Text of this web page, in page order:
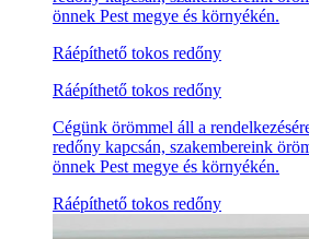
önnek Pest megye és környékén.
Ráépíthető tokos redőny
Ráépíthető tokos redőny
Cégünk örömmel áll a
redőny kapcsán, szakembereink
önnek Pest megye és környékén.
Ráépíthető tokos redőny